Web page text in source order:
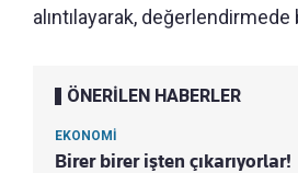
alıntılayarak, değerlendirmede
ÖNERİLEN HABERLER
EKONOMİ
Birer birer işten çıkarıyorlar!